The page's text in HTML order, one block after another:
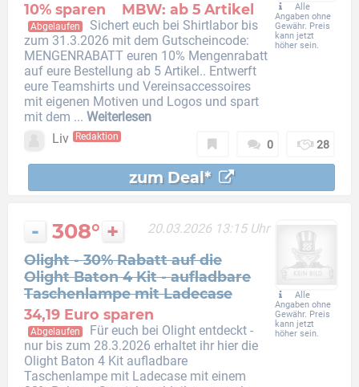
10% sparen
MBW: ab 5 Artikel
Abgelaufen
Sichert euch bei Shirtlabor bis
zum 31.3.2026 mit dem Gutscheincode:
MENGENRABATT euren 10% Mengenrabatt
auf eure Bestellung ab 5 Artikel.. Entwerft
eure Teamshirts und Vereinsaccessoires
mit eigenen Motiven und Logos und spart
mit dem ... Weiterlesen
Alle
Angaben ohne
Gewähr. Preis
kann jetzt
höher sein.
Liv Redaktion
0 28
zum Deal*
- 308° + 20.03.2026 13:15 Uhr
Olight - 30% Rabatt auf die
Olight Baton 4 Kit - aufladbare
Taschenlampe mit Ladecase
34,19 Euro sparen
Abgelaufen
Für euch bei Olight entdeckt -
nur bis zum 28.3.2026 erhaltet ihr hier die
Olight Baton 4 Kit aufladbare
Taschenlampe mit Ladecase mit einem
Alle
Angaben ohne
Gewähr. Preis
kann jetzt
höher sein.